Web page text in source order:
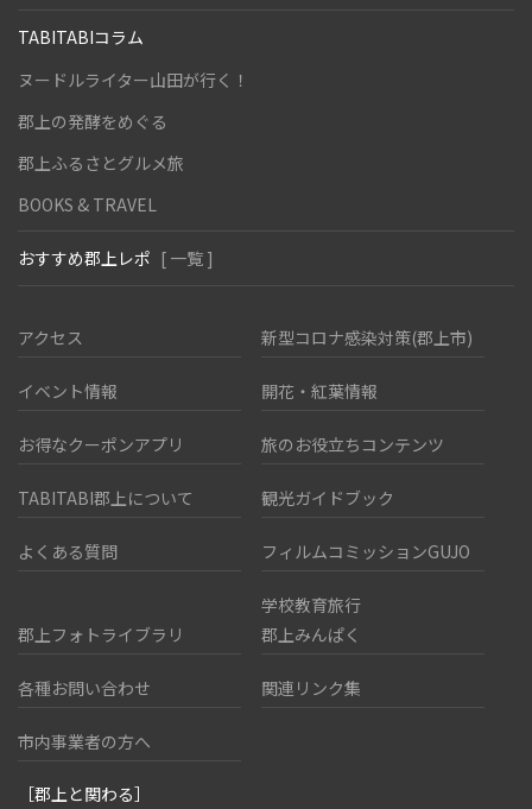
TABITABIコラム
ヌードルライター山田が行く！
郡上の発酵をめぐる
郡上ふるさとグルメ旅
BOOKS & TRAVEL
おすすめ郡上レポ [ 一覧 ]
アクセス 新型コロナ感染対策(郡上市)
イベント情報 開花・紅葉情報
お得なクーポンアプリ 旅のお役立ちコンテンツ
TABITABI郡上について 観光ガイドブック
よくある質問 フィルムコミッションGUJO
郡上フォトライブラリ
学校教育旅行
郡上みんぱく
各種お問い合わせ 関連リンク集
市内事業者の方へ
［郡上と関わる］